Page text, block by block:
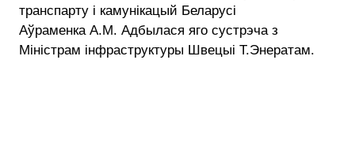
транспарту і камунікацый Беларусі
Аўраменка А.М. Адбылася яго сустрэча з
Міністрам інфраструктуры Швецыі Т.Энератам.